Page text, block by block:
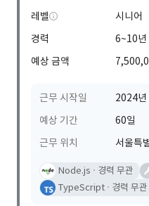
레벨
시니어
경력
6~10년
예상 금액
근무 시작일
2024년
예상 기간
60일
근무 위치
서울특
Node.js 경력 무관
TypeScript
경력 무관